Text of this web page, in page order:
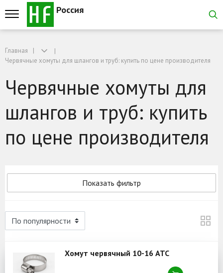
Россия
Главная
Червячные хомуты для шлангов и труб: купить по цене производителя
Червячные хомуты для
шлангов и труб: купить
по цене производителя
Показать фильтр
Хомут червячный 10-16 ATC